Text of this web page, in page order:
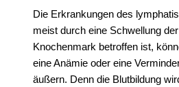
Die Erkrankungen des
meist durch eine Schwellung
Knochenmark betroffen ist,
eine Anämie oder eine
äußern. Denn die Blutbildung